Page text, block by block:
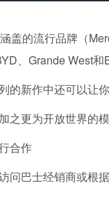
盖的流行品牌（
、Grande West
的新作中还可以让
之更为开放世界的
合作
问巴士经销商或根